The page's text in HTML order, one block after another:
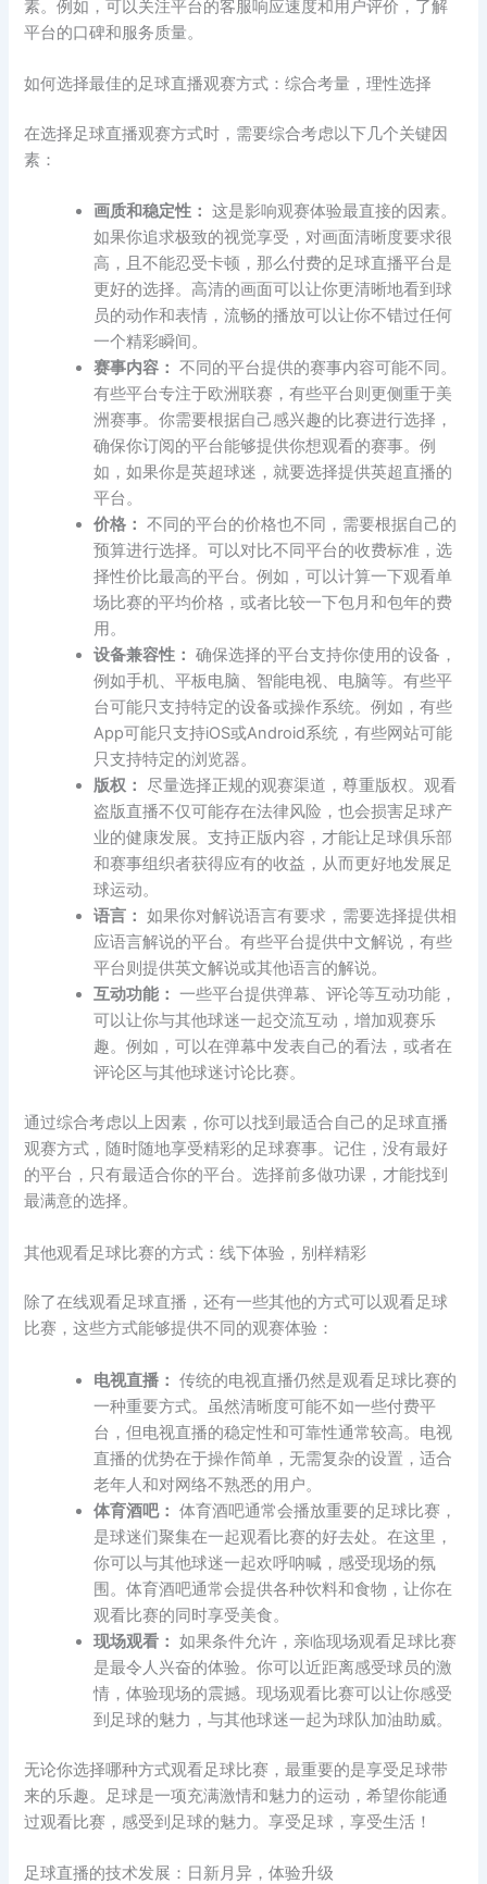
素。例如，可以关注平台的客服响应速度和用户评价，了解
平台的口碑和服务质量。
如何选择最佳的足球直播观赛方式：综合考量，理性选择
在选择足球直播观赛方式时，需要综合考虑以下几个关键因
素：
画质和稳定性： 这是影响观赛体验最直接的因素。
如果你追求极致的视觉享受，对画面清晰度要求很
高，且不能忍受卡顿，那么付费的足球直播平台是
更好的选择。高清的画面可以让你更清晰地看到球
员的动作和表情，流畅的播放可以让你不错过任何
一个精彩瞬间。
赛事内容： 不同的平台提供的赛事内容可能不同。
有些平台专注于欧洲联赛，有些平台则更侧重于美
洲赛事。你需要根据自己感兴趣的比赛进行选择，
确保你订阅的平台能够提供你想观看的赛事。例
如，如果你是英超球迷，就要选择提供英超直播的
平台。
价格： 不同的平台的价格也不同，需要根据自己的
预算进行选择。可以对比不同平台的收费标准，选
择性价比最高的平台。例如，可以计算一下观看单
场比赛的平均价格，或者比较一下包月和包年的费
用。
设备兼容性： 确保选择的平台支持你使用的设备，
例如手机、平板电脑、智能电视、电脑等。有些平
台可能只支持特定的设备或操作系统。例如，有些
App可能只支持iOS或Android系统，有些网站可能
只支持特定的浏览器。
版权：
尽量选择正规的观赛渠道，尊重版权。观看
盗版直播不仅可能存在法律风险，也会损害足球产
业的健康发展。支持正版内容，才能让足球俱乐部
和赛事组织者获得应有的收益，从而更好地发展足
球运动。
语言： 如果你对解说语言有要求，需要选择提供相
应语言解说的平台。有些平台提供中文解说，有些
平台则提供英文解说或其他语言的解说。
互动功能： 一些平台提供弹幕、评论等互动功能，
可以让你与其他球迷一起交流互动，增加观赛乐
趣。例如，可以在弹幕中发表自己的看法，或者在
评论区与其他球迷讨论比赛。
通过综合考虑以上因素，你可以找到最适合自己的足球直播
观赛方式，随时随地享受精彩的足球赛事。记住，没有最好
的平台，只有最适合你的平台。选择前多做功课，才能找到
最满意的选择。
其他观看足球比赛的方式：线下体验，别样精彩
除了在线观看足球直播，还有一些其他的方式可以观看足球
比赛，这些方式能够提供不同的观赛体验：
电视直播： 传统的电视直播仍然是观看足球比赛的
一种重要方式。虽然清晰度可能不如一些付费平
台，但电视直播的稳定性和可靠性通常较高。电视
直播的优势在于操作简单，无需复杂的设置，适合
老年人和对网络不熟悉的用户。
体育酒吧： 体育酒吧通常会播放重要的足球比赛，
是球迷们聚集在一起观看比赛的好去处。在这里，
你可以与其他球迷一起欢呼呐喊，感受现场的氛
围。体育酒吧通常会提供各种饮料和食物，让你在
观看比赛的同时享受美食。
现场观看： 如果条件允许，亲临现场观看足球比赛
是最令人兴奋的体验。你可以近距离感受球员的激
情，体验现场的震撼。现场观看比赛可以让你感受
到足球的魅力，与其他球迷一起为球队加油助威。
无论你选择哪种方式观看足球比赛，最重要的是享受足球带
来的乐趣。足球是一项充满激情和魅力的运动，希望你能通
过观看比赛，感受到足球的魅力。享受足球，享受生活！
足球直播的技术发展：日新月异，体验升级